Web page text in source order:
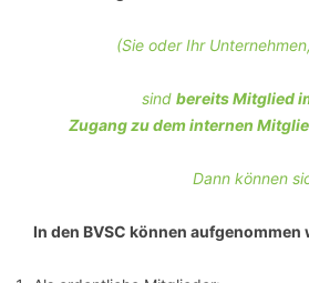
(Sie oder Ihr
sind bereits Mitglied
Zugang zu dem internen
Dann können
In den BVSC können aufgenommen